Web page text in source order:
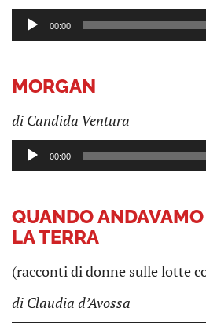
Audio
Player
00:00
MORGAN
di Candida Ventura
Audio
Player
00:00
QUANDO
LA TERRA
(racconti di donne sulle lotte
di Claudia d’Avossa